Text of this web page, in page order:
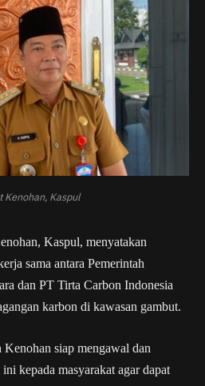
Kenohan, Kaspul
Kaspul, menyatakan
sama antara Pemerintah
dan PT Tirta Carbon Indonesia
karbon di kawasan gambut.
Kenohan siap mengawal dan
kepada masyarakat agar dapat